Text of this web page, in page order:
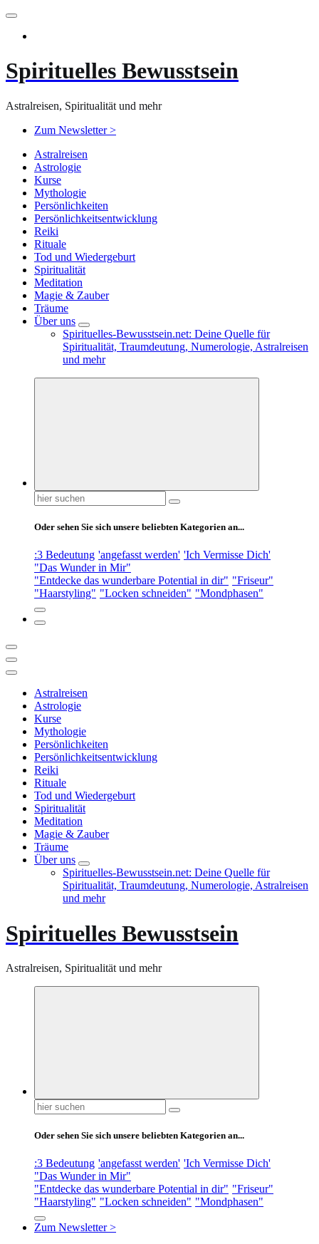
Zum
springen
Spirituelles Bewusstsein
Astralreisen, Spiritualität und mehr
Zum Newsletter >
Astralreisen
Astrologie
Kurse
Mythologie
Persönlichkeiten
Persönlichkeitsentwicklung
Reiki
Rituale
Tod und Wiedergeburt
Spiritualität
Meditation
Magie & Zauber
Träume
Über uns
Spirituelles-Bewusstsein.net: Deine Quelle für
Spiritualität, Traumdeutung, Numerologie, Astralreisen
und mehr
Suchen
nach:
Oder sehen Sie sich unsere beliebten Kategorien an...
:3 Bedeutung 'angefasst werden' 'Ich Vermisse Dich'
"Das Wunder in Mir"
"Entdecke das wunderbare Potential in dir" "Friseur"
"Haarstyling" "Locken schneiden" "Mondphasen"
Astralreisen
Astrologie
Kurse
Mythologie
Persönlichkeiten
Persönlichkeitsentwicklung
Reiki
Rituale
Tod und Wiedergeburt
Spiritualität
Meditation
Magie & Zauber
Träume
Über uns
Spirituelles-Bewusstsein.net: Deine Quelle für
Spiritualität, Traumdeutung, Numerologie, Astralreisen
und mehr
Spirituelles Bewusstsein
Astralreisen, Spiritualität und mehr
Suchen
nach:
Oder sehen Sie sich unsere beliebten Kategorien an...
:3 Bedeutung 'angefasst werden' 'Ich Vermisse Dich'
"Das Wunder in Mir"
"Entdecke das wunderbare Potential in dir" "Friseur"
"Haarstyling" "Locken schneiden" "Mondphasen"
Zum Newsletter >